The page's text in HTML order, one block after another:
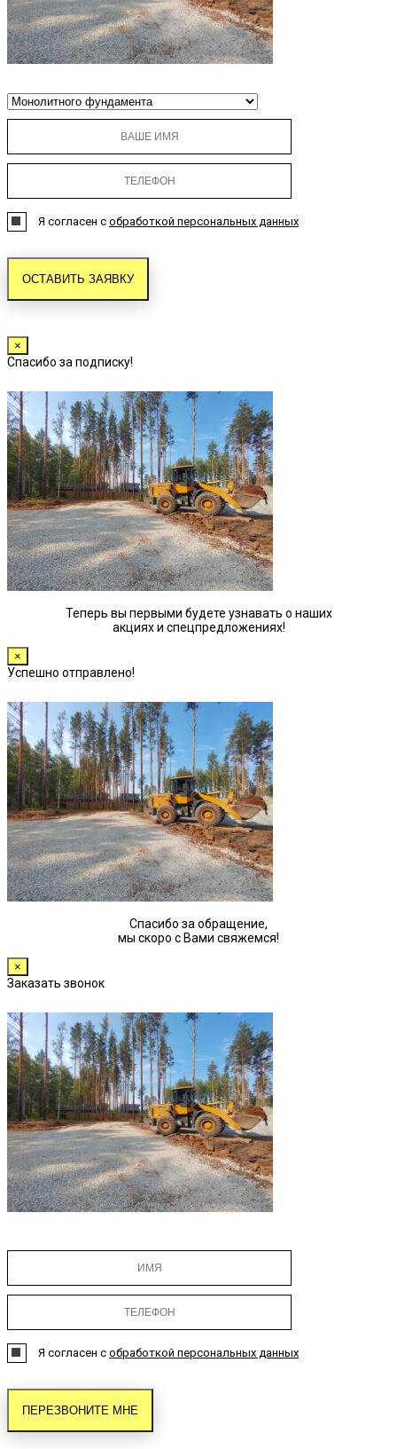
Я согласен с обработкой персональных данных
×
Спасибо за подписку!
Теперь вы первыми будете узнавать о наших
акциях и спецпредложениях!
×
Успешно отправлено!
Спасибо за обращение,
мы скоро с Вами свяжемся!
×
Заказать звонок
Я согласен с обработкой персональных данных